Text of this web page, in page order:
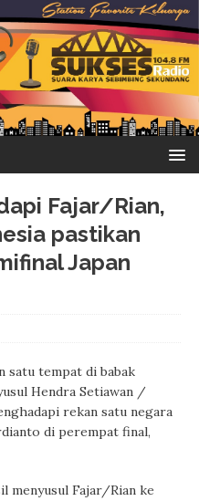
Fajar/Rian,
pastikan
Japan
satu tempat di babak
Hendra Setiawan /
rekan satu negara
di perempat final,
menyusul Fajar/Rian ke